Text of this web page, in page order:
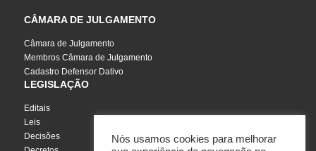
CÂMARA DE JULGAMENTO
Câmara de Julgamento
Membros Câmara de Julgamento
Cadastro Defensor Dativo
LEGISLAÇÃO
Editais
Leis
Decisões
Nós usamos cookies para melhorar